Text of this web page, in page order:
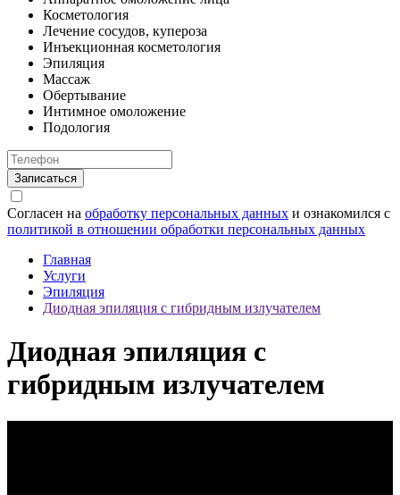
Косметология
Лечение сосудов, купероза
Инъекционная косметология
Эпиляция
Массаж
Обертывание
Интимное омоложение
Подология
Согласен на обработку персональных данных и ознакомился с
политикой в отношении обработки персональных данных
Главная
Услуги
Эпиляция
Диодная эпиляция с гибридным излучателем
Диодная эпиляция с
гибридным излучателем